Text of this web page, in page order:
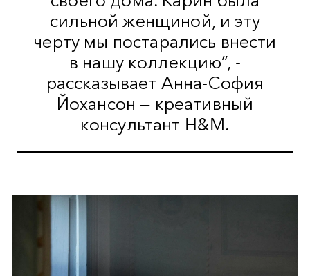
сильной женщиной, и эту
черту мы постарались внести
в нашу коллекцию”, -
рассказывает Анна-София
Йохансон — креативный
консультант H&M.